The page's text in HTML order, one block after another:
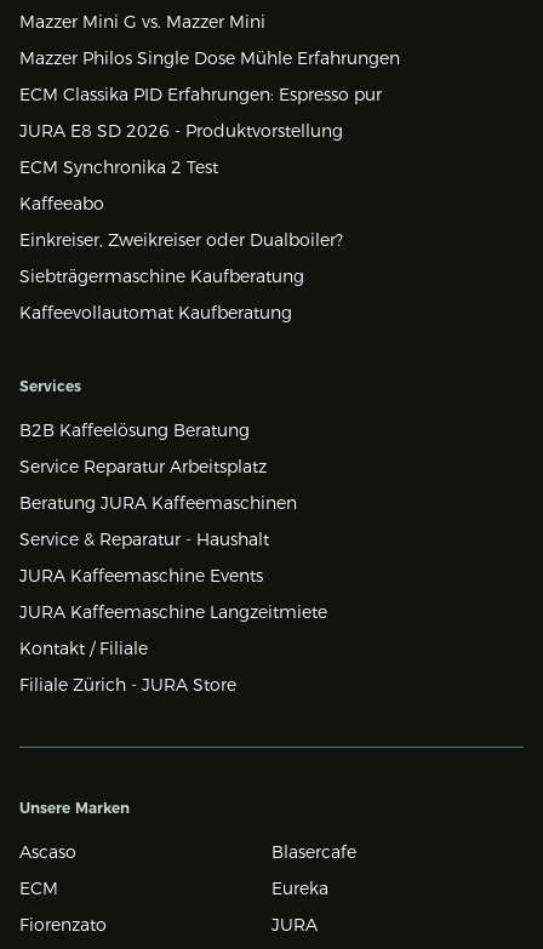
Mazzer Mini G vs. Mazzer Mini
Mazzer Philos Single Dose Mühle Erfahrungen
ECM Classika PID Erfahrungen: Espresso pur
JURA E8 SD 2026 - Produktvorstellung
ECM Synchronika 2 Test
Kaffeeabo
Einkreiser, Zweikreiser oder Dualboiler?
Siebträgermaschine Kaufberatung
Kaffeevollautomat Kaufberatung
Services
B2B Kaffeelösung Beratung
Service Reparatur Arbeitsplatz
Beratung JURA Kaffeemaschinen
Service & Reparatur - Haushalt
JURA Kaffeemaschine Events
JURA Kaffeemaschine Langzeitmiete
Kontakt / Filiale
Filiale Zürich - JURA Store
Unsere Marken
Ascaso
Blasercafe
ECM
Eureka
Fiorenzato
JURA